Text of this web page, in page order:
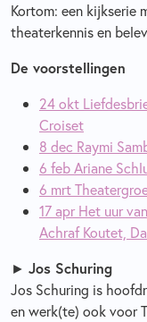
Kortom: een kijkserie
theaterkennis en
De voorstellingen
24 okt
Croiset
8 dec Raymi
6 feb Ariane
6 mrt
17 apr Het uur
Achraf Koutet,
► Jos Schuring
Jos Schuring is
en werk(te) ook voor